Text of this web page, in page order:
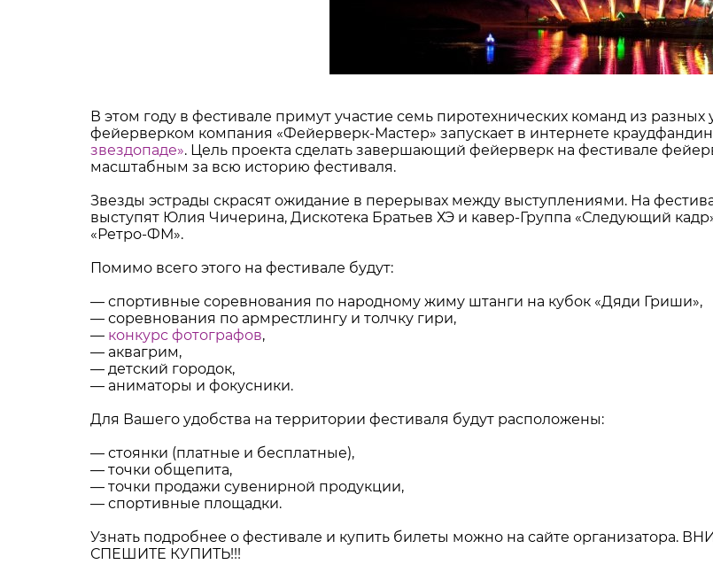
В этом году в фестивале примут участие семь пиротехнических команд из
фейерверком компания «Фейерверк-Мастер» запускает в интернете
звездопаде». Цель проекта сделать завершающий фейерверк на фестивале
масштабным за всю историю фестиваля.
Звезды эстрады скрасят ожидание в перерывах между выступлениями. На
выступят Юлия Чичерина, Дискотека Братьев ХЭ и кавер-Группа «Следующий
«Ретро-ФМ».
Помимо всего этого на фестивале будут:
— спортивные соревнования по народному жиму штанги на кубок «Дяди Гриши»,
— соревнования по армрестлингу и толчку гири,
— конкурс фотографов,
— аквагрим,
— детский городок,
— аниматоры и фокусники.
Для Вашего удобства на территории фестиваля будут расположены:
— стоянки (платные и бесплатные),
— точки общепита,
— точки продажи сувенирной продукции,
— спортивные площадки.
Узнать подробнее о фестивале и купить билеты можно на сайте
СПЕШИТЕ КУПИТЬ!!!